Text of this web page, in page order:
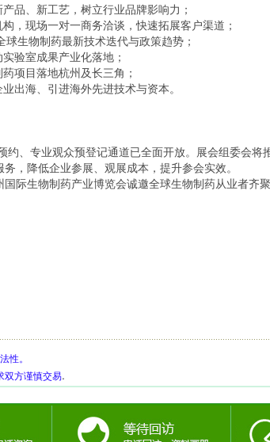
品、新工艺，树立行业品牌影响力；
，现场一对一商务洽谈，快速拓展客户渠道；
生物制药最新技术迭代与政策趋势；
验室成果产业化落地；
项目落地杭州及长三角；
出海、引进海外先进技术与资本。
、专业观众预登记通道已全面开放。展会组委会将
，降低企业参展、观展成本，提升参会实效。
际生物制药产业博览会诚邀全球生物制药从业者齐
性。
双方谨慎交易.